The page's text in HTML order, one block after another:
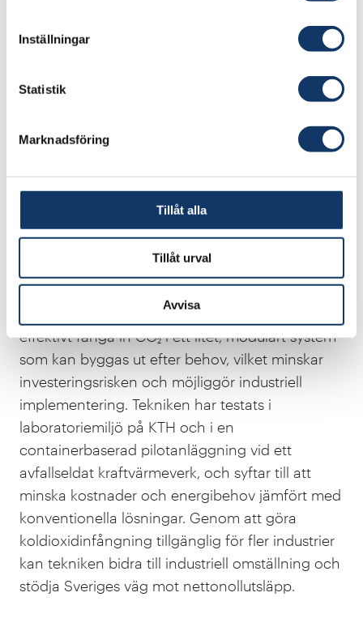
Inställningar
Statistik
Marknadsföring
Tillåt alla
Tillåt urval
Avvisa
Dr. Ali Najarnezhadmashhadi, Prof.
Christophe Duwig, Prof. Lars Pettersson,
Prof. Henrik Kusar, Dr. Ewa Krymarys, Ms.
Ziqian Wu (PhD. Student), Dr. Carl
Häggmark (external development partner)
koldioxidinfångning är utvecklad för
anläggningar där konventionella lösningar är för
stora eller svåra att eftermontera. Tekniken
använder kontrollerade sprayflöden för att
effektivt fånga in CO₂ i ett litet, modulärt system
som kan byggas ut efter behov, vilket minskar
investeringsrisken och möjliggör industriell
implementering. Tekniken har testats i
laboratoriemiljö på KTH och i en
containerbaserad pilotanläggning vid ett
avfallseldat kraftvärmeverk, och syftar till att
minska kostnader och energibehov jämfört med
konventionella lösningar. Genom att göra
koldioxidinfångning tillgänglig för fler industrier
kan tekniken bidra till industriell omställning och
stödja Sveriges väg mot nettonollutsläpp.